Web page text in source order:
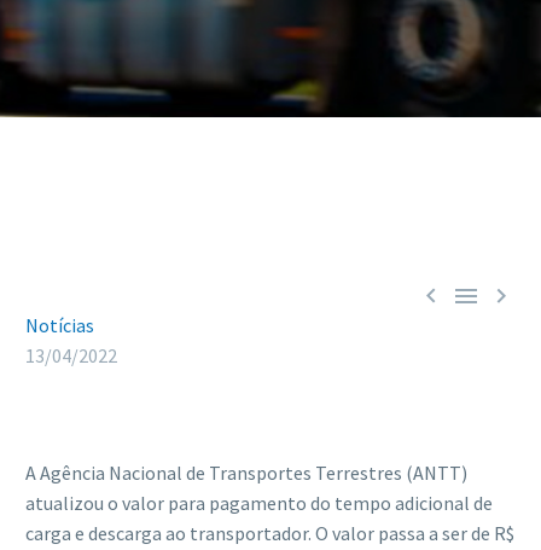
  
Notícias
13/04/2022
A Agência Nacional de Transportes Terrestres (ANTT)
atualizou o valor para pagamento do tempo adicional de
carga e descarga ao transportador. O valor passa a ser de R$